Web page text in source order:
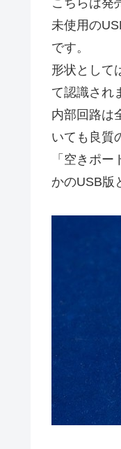
未使用の
です。
形状として
て認識され
内部回路は
いても良質
「空きポ
かのUSB版